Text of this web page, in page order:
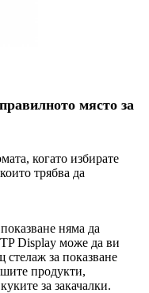
място за
когато избирате
трябва да
няма да
Display може да ви
за показване
продукти,
за закачалки.